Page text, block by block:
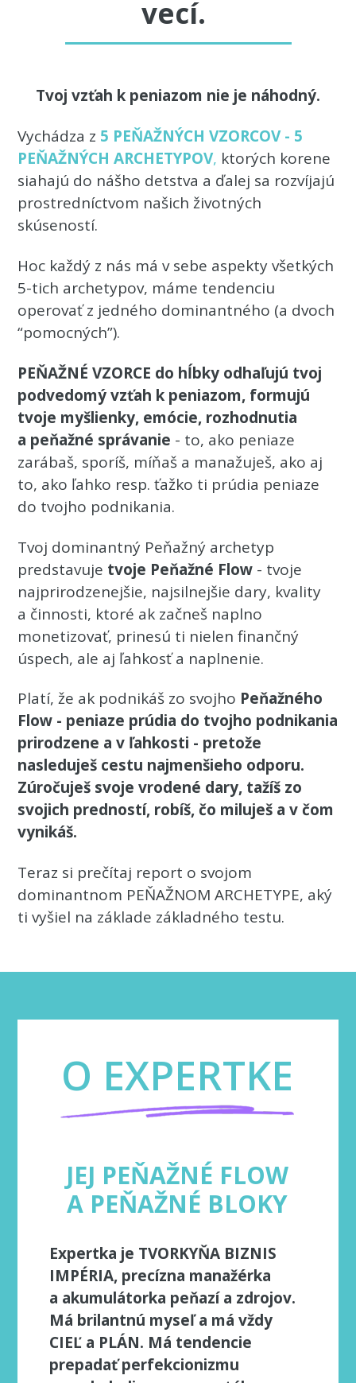
vecí.
Tvoj vzťah k peniazom nie je náhodný.
Vychádza z 5 PEŇAŽNÝCH VZORCOV - 5
PEŇAŽNÝCH ARCHETYPOV, ktorých korene
siahajú do nášho detstva a ďalej sa rozvíjajú
prostredníctvom našich životných
skúseností.
Hoc každý z nás má v sebe aspekty všetkých
5-tich archetypov, máme tendenciu
operovať z jedného dominantného (a dvoch
“pomocných”).
PEŇAŽNÉ VZORCE do hĺbky odhaľujú tvoj
podvedomý vzťah k peniazom, formujú
tvoje myšlienky, emócie, rozhodnutia
a peňažné správanie - to, ako peniaze
zarábaš, sporíš, míňaš a manažuješ, ako aj
to, ako ľahko resp. ťažko ti prúdia peniaze
do tvojho podnikania.
Tvoj dominantný Peňažný archetyp
predstavuje tvoje Peňažné Flow - tvoje
najprirodzenejšie, najsilnejšie dary, kvality
a činnosti, ktoré ak začneš naplno
monetizovať, prinesú ti nielen finančný
úspech, ale aj ľahkosť a naplnenie.
Platí, že ak podnikáš zo svojho Peňažného
Flow - peniaze prúdia do tvojho podnikania
prirodzene a v ľahkosti - pretože
nasleduješ cestu najmenšieho odporu.
Zúročuješ svoje vrodené dary, tažíš zo
svojich predností, robíš, čo miluješ a v čom
vynikáš.
Teraz si prečítaj report o svojom
dominantnom PEŇAŽNOM ARCHETYPE, aký
ti vyšiel na základe základného testu.
O EXPERTKE
JEJ PEŇAŽNÉ FLOW
A PEŇAŽNÉ BLOKY
Expertka je TVORKYŇA BIZNIS
IMPÉRIA, precízna manažérka
a akumulátorka peňazí a zdrojov.
Má brilantnú myseľ a má vždy
CIEĽ a PLÁN. Má tendencie
prepadať perfekcionizmu